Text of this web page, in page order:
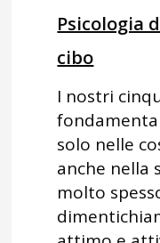
Psicologia
cibo
I nostri
solo nelle
anche nella
molto